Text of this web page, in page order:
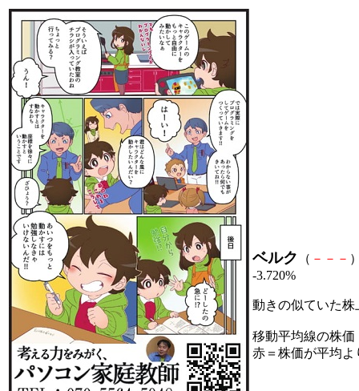
ベルク （ － － －
-3.720%
動きの似ていた
移動平均線の株価
赤＝株価が平均